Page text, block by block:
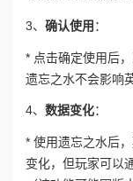
3、 确认使用 ：
* 点击确定使用后
遗忘之水不会影响
4、 数据变化：
* 使用遗忘之水后
变化，但玩家可以